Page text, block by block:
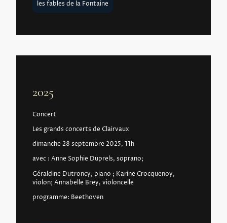
les fables de la Fontaine
2025
Concert
Les grands concerts de Clairvaux
dimanche 28 septembre 2025, 11h
avec : Anne Sophie Duprels, soprano;
Géraldine Dutroncy, piano ; Karine Crocquenoy,
violon; Annabelle Brey, violoncelle
programme: Beethoven